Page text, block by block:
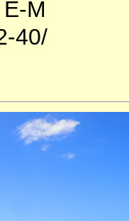
M
40/